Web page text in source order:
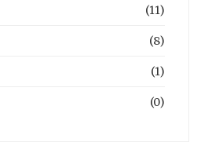
(11)
(8)
(1)
(0)